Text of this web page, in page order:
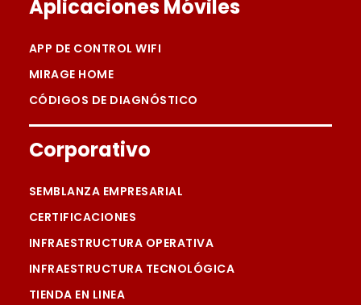
Aplicaciones Móviles
APP DE CONTROL WIFI
MIRAGE HOME
CÓDIGOS DE DIAGNÓSTICO
Corporativo
SEMBLANZA EMPRESARIAL
CERTIFICACIONES
INFRAESTRUCTURA OPERATIVA
INFRAESTRUCTURA TECNOLÓGICA
TIENDA EN LINEA